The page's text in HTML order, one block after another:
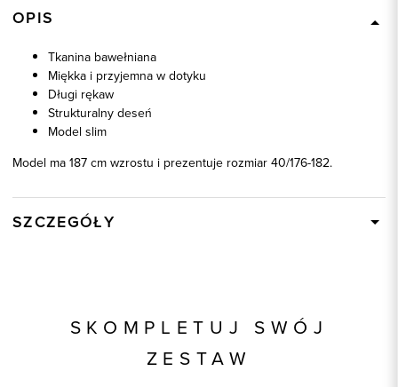
OPIS
Tkanina bawełniana
Miękka i przyjemna w dotyku
Długi rękaw
Strukturalny deseń
Model slim
Model ma 187 cm wzrostu i prezentuje rozmiar 40/176-182.
SZCZEGÓŁY
SKOMPLETUJ SWÓJ
ZESTAW